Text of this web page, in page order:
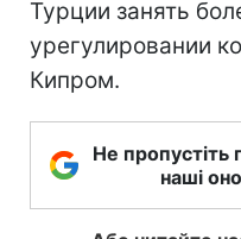
Турции занять
урегулировании
Кипром.
Не пропустіть
наші